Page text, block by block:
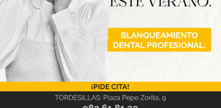
Nueva edición
disponible
Hazte ya con la trigésimo séptima edición de
la revista Tordesillas al día. Haz clic sobre la
imagen para verla online.